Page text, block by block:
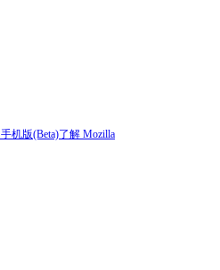
手机版(Beta)了解 Mozilla